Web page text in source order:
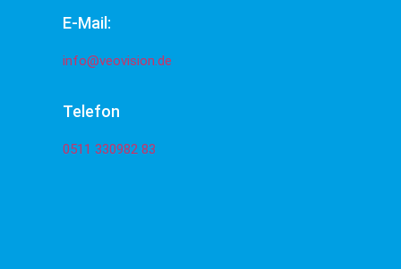
E-Mail:
info@veovision.de
Telefon
0511 330982 83